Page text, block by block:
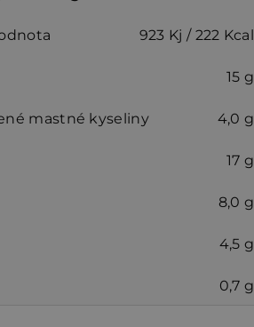
923 Kj / 222 Kcal
15 g
mastné kyseliny 4,0 g
17 g
8,0 g
4,5 g
0,7 g